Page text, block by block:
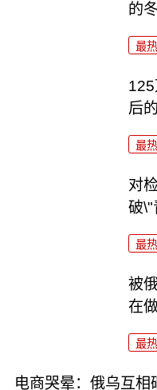
的
最热
后
最热
对
破\"
最热
被
在
最热
电商哭晕：俄乌互